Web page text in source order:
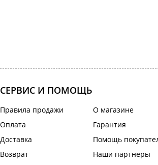
СЕРВИС И ПОМОЩЬ
Правила продажи
Оплата
Доставка
Возврат
О магазине
Гарантия
Помощь
Наши партнеры